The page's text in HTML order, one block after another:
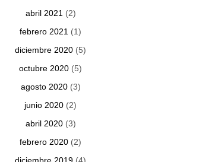
abril 2021 (2)
febrero 2021 (1)
diciembre 2020 (5)
octubre 2020 (5)
agosto 2020(3)
junio 2020 (2)
abril 2020(3)
febrero 2020 (2)